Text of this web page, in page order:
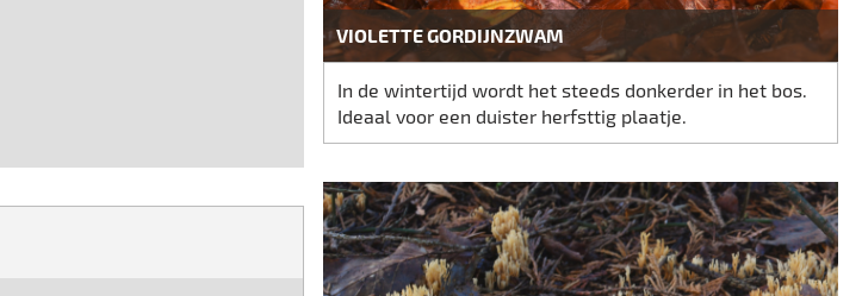
VIOLETTE GORDIJNZWAM
In de wintertijd wordt het steeds donkerder in het bos.
Ideaal voor een duister herfsttig plaatje.